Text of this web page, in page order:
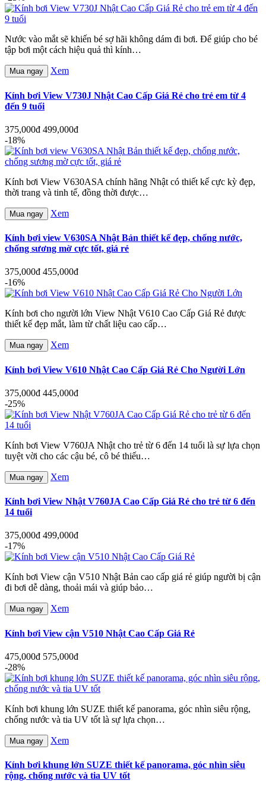
Nước vào mắt sẽ khiến bé sợ hãi không dám đi bơi. Để giúp cho bé
tập bơi một cách hiệu quả thì kính…
Mua ngay Xem
Kính bơi View V730J Nhật Cao Cấp Giá Rẻ cho trẻ em từ 4
đến 9 tuổi
375,000đ 499,000đ
-18%
Kính bơi View V630ASA chính hãng Nhật có thiết kế cực kỳ đẹp,
thời trang và tinh tế, đồng thời được…
Mua ngay Xem
Kính bơi view V630SA Nhật Bản thiết kế đẹp, chống nước,
chống sương mờ cực tốt, giá rẻ
375,000đ 455,000đ
-16%
Kính bơi cho người lớn View Nhật V610 Cao Cấp Giá Rẻ được
thiết kế đẹp mắt, làm từ chất liệu cao cấp…
Mua ngay Xem
Kính bơi View V610 Nhật Cao Cấp Giá Rẻ Cho Người Lớn
375,000đ 445,000đ
-25%
Kính bơi View V760JA Nhật cho trẻ từ 6 đến 14 tuổi là sự lựa chọn
tuyệt vời cho các cậu bé, cô bé thiếu…
Mua ngay Xem
Kính bơi View Nhật V760JA Cao Cấp Giá Rẻ cho trẻ từ 6 đến
14 tuổi
375,000đ 499,000đ
-17%
Kính bơi View cận V510 Nhật Bản cao cấp giá rẻ giúp người bị cận
đi bơi dễ dàng, thoải mái và giúp bảo…
Mua ngay Xem
Kính bơi View cận V510 Nhật Cao Cấp Giá Rẻ
475,000đ 575,000đ
-28%
Kính bơi khung lớn SUZE thiết kế panorama, góc nhìn siêu rộng,
chống nước và tia UV tốt là sự lựa chọn…
Mua ngay Xem
Kính bơi khung lớn SUZE thiết kế panorama, góc nhìn siêu
rộng, chống nước và tia UV tốt